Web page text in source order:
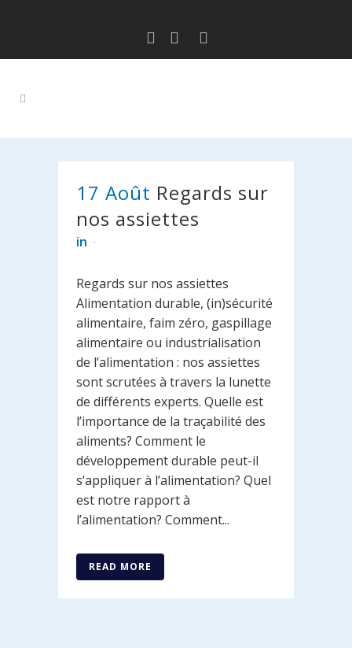
17 Août Regards sur
nos assiettes
in
Regards sur nos assiettes
Alimentation durable, (in)sécurité
alimentaire, faim zéro, gaspillage
alimentaire ou industrialisation
de l’alimentation : nos assiettes
sont scrutées à travers la lunette
de différents experts. Quelle est
l’importance de la traçabilité des
aliments? Comment le
développement durable peut-il
s’appliquer à l’alimentation? Quel
est notre rapport à
l’alimentation? Comment...
READ MORE